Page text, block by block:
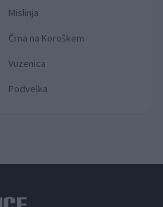
Mislinja
Črna na Koroškem
Vuzenica
Podvelka